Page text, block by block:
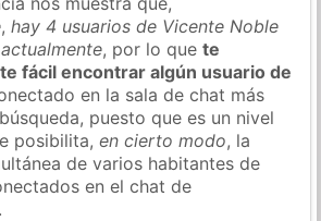
,hay 4 usuarios de Vicente Noble
, por lo quete
fácil encontrar algún usuario de
en la sala de chat más
puesto que es un nivel
posibilita,en cierto modo, la
de varios habitantes de
en el chat de